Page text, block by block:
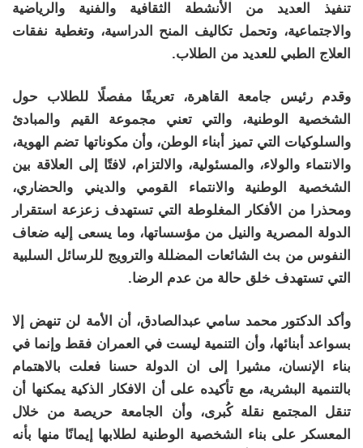
تنفيذ العديد من الأنشطة الثقافية والفنية والرياضية
والاجتماعية، وتحمل تكاليف المنح الدراسية، وتغطية نفقات
العلاج الطبي للعديد من الطلاب.
وقدم رئيس جامعة القاهرة، تعريفًا مفصلًا للطلاب حول
الشخصية الوطنية، والتي تعني مجموعة القيم والمبادئ
والسلوكيات التي تميز أبناء الوطن، وأن مكوناتها تضم الهوية،
والانتماء والولاء، والمسئولية، والالتزام، لافتًا إلى العلاقة بين
الشخصية الوطنية والانتماء القومي والديني والحضاري،
ومحذرا من الأفكار المغلوطة التي تستهدف زعزعة استقرار
الدولة المصرية والنيل من مؤسساتها، وما يسعى إليه ضعاف
النفوس من بث الشائعات المضللة والترويج للرسائل السلبية
التي تستهدف خلق حالة من عدم الرضا.
وأكد الدكتور محمد سامي عبدالصادق، أن الأمة لن تنهض إلا
بسواعد أبنائها، وأن التنمية ليست في العمران فقط وإنما في
بناء الإنسان، مشيرا إلى ان الدولة حسنا فعلت بالاهتمام
بالتنمية البشرية، مع تأكيده على أن الافكار الذكية يمكنها أن
تنقل المجتمع نقلة كُبرى، وأن الجامعة حريصة من خلال
المعسكر على بناء الشخصية الوطنية لطلابها إيمانًا منها بأنه